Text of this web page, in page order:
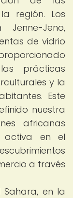
región. Los
Jeno,
de vidrio
prácticas
y la
Este
nuestra
africanas
activa en el
a través
en la